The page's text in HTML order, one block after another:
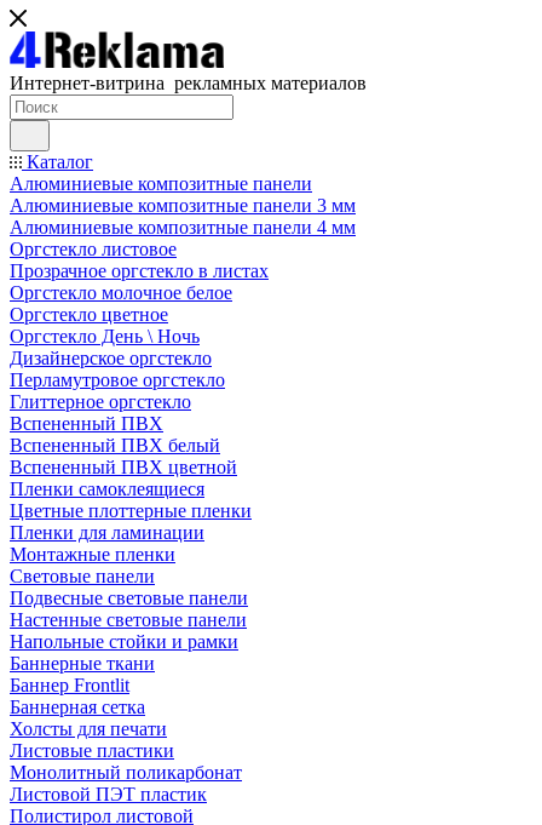
Интернет-витрина рекламных материалов
Каталог
Алюминиевые композитные панели
Алюминиевые композитные панели 3 мм
Алюминиевые композитные панели 4 мм
Оргстекло листовое
Прозрачное оргстекло в листах
Оргстекло молочное белое
Оргстекло цветное
Оргстекло День \ Ночь
Дизайнерское оргстекло
Перламутровое оргстекло
Глиттерное оргстекло
Вспененный ПВХ
Вспененный ПВХ белый
Вспененный ПВХ цветной
Пленки самоклеящиеся
Цветные плоттерные пленки
Пленки для ламинации
Монтажные пленки
Световые панели
Подвесные световые панели
Настенные световые панели
Напольные стойки и рамки
Баннерные ткани
Баннер Frontlit
Баннерная сетка
Холсты для печати
Листовые пластики
Монолитный поликарбонат
Листовой ПЭТ пластик
Полистирол листовой